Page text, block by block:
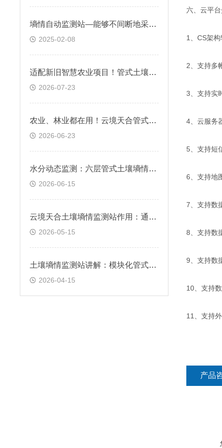
墒情自动监测站—能够不间断地采集土壤数据，精准掌握土壤的墒情状况
2025-02-08
适配新旧智慧农业项目！管式土壤墒情监测站可对接各类农业监测系统
2026-07-23
农业、林业都在用！云境天合管式土壤墒情监测站为节水灌溉提供硬核土壤数据
2026-06-23
水分动态监测：六层管式土壤墒情监测站可同时获取六个不同深度的土壤数据
2026-06-15
云境天合土壤墒情监测站作用：通过监测土壤墒情动态，优化植被恢复策略
2026-05-15
土壤墒情监测站讲解：模块化管式结构，可同步监测不同深度土层的土壤参数
2026-04-15
六、云平
1、CS架
2、支持多
3、支持实
4、云服务
5、支持短
6、支持地
7、支持数
8、支持数
9、支持数
10、支持
11、支持
产品